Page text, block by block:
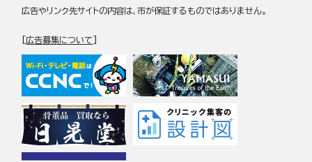
広告やリンク先サイトの内容は、市が保証するものではありません。
[広告募集について